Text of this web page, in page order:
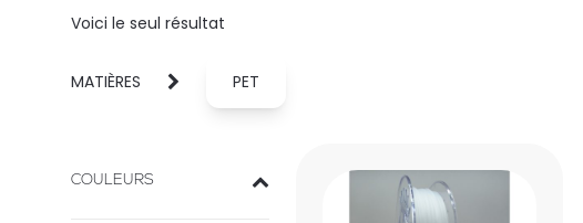
Voici le seul résultat
MATIÈRES PET
COULEURS